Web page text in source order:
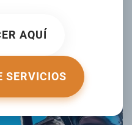
AQUÍ
SERVICIOS
EL 29 DICIEMBRE 2025
.